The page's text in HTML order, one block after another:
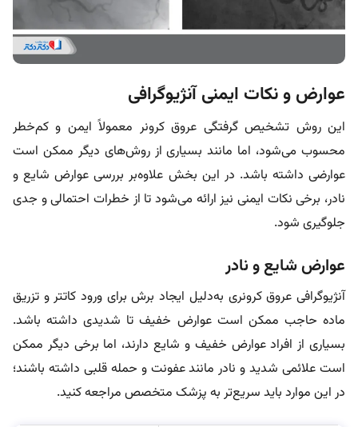
عوارض و نکات ایمنی آنژیوگرافی
این روش تشخیص گرفتگی عروق کرونر معمولاً ایمن و کم‌خطر
محسوب می‌شود، اما مانند بسیاری از روش‌های دیگر ممکن است
عوارضی داشته باشد. در این بخش علاوه‌بر بررسی عوارض شایع و
نادر، برخی نکات ایمنی نیز ارائه می‌شود تا از خطرات احتمالی و جدی
جلوگیری شود.
عوارض شایع و نادر
آنژیوگرافی عروق کرونری به‌دلیل ایجاد برش برای ورود کاتتر و تزریق
ماده حاجب ممکن است عوارض خفیف تا شدیدی داشته باشد.
بسیاری از افراد عوارض خفیف و شایع دارند، اما برخی دیگر ممکن
است علائمی شدید و نادر مانند عفونت و حمله قلبی داشته باشند؛
در این موارد باید سریع‌تر به پزشک متخصص مراجعه کنید.